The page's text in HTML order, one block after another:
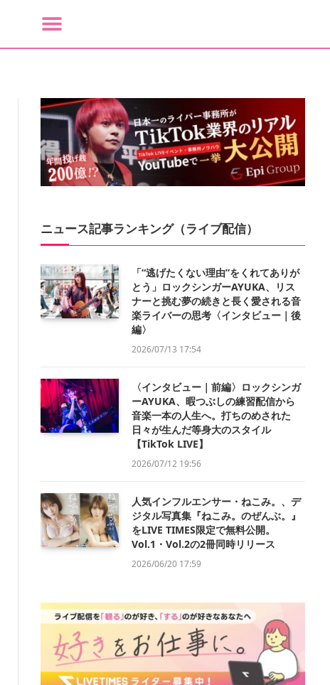
ニュース記事ランキング（ライブ配信）
「“逃げたくない理由”をくれてありが
とう」ロックシンガーAYUKA、リス
ナーと挑む夢の続きと長く愛される音
楽ライバーの思考〈インタビュー｜後
編〉
2026/07/13 17:54
〈インタビュー｜前編〉ロックシンガ
ーAYUKA、暇つぶしの練習配信から
音楽一本の人生へ。打ちのめされた
日々が生んだ等身大のスタイル
【TikTok LIVE】
2026/07/12 19:56
人気インフルエンサー・ねこみ。、デ
ジタル写真集『ねこみ。のぜんぶ。』
をLIVE TIMES限定で無料公開。
Vol.1・Vol.2の2冊同時リリース
2026/06/20 17:59